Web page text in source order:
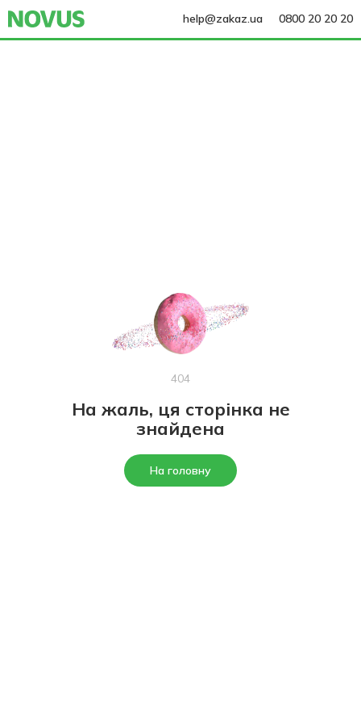
help@zakaz.ua 0800 20 20 20
404
На жаль, ця сторінка не
знайдена
На головну